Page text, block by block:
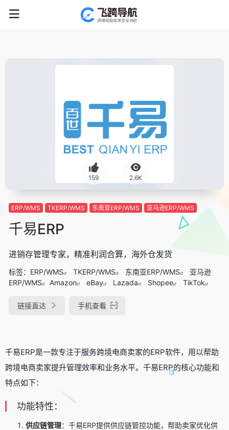
159 2.6K
ERP/WMS TKERP/WMS 东南亚ERP/WMS 亚马逊ERP/WMS
千易ERP
进销存管理专家，精准利润合算，海外仓发货
标签： ERP/WMS TKERP/WMS 东南亚ERP/WMS
亚马逊
ERP/WMS
Amazon eBay Lazada Shopee TikTok
链接直达 手机查看
千易ERP是一款专注于服务跨境电商卖家的ERP软件，用以帮助
跨境电商卖家提升管理效率和业务水平。千易ERP的核心功能和
特点如下：
功能特性：
供应链管理：千易ERP提供供应链管控功能，帮助卖家优化供